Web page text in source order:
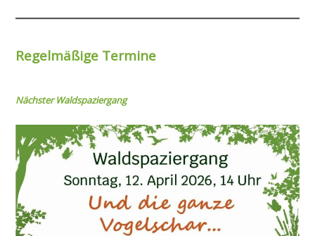
Regelmäßige Termine
Nächster Waldspaziergang